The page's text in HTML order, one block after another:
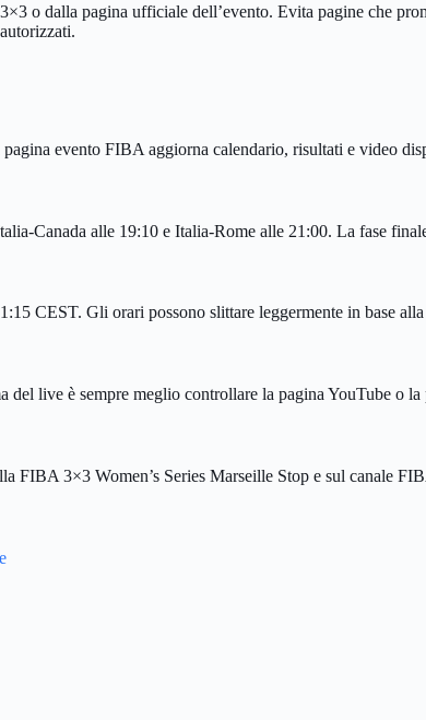
o dalla pagina ufficiale dell’evento. Evita pagine che
evento FIBA aggiorna calendario, risultati e video
Canada alle 19:10 e Italia-Rome alle 21:00. La fase
CEST. Gli orari possono slittare leggermente in base
live è sempre meglio controllare la pagina YouTube o
FIBA 3×3 Women’s Series Marseille Stop e sul canale